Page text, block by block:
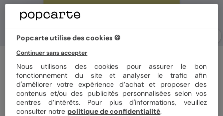
Carte remerciement mariage
Citrus wavy
Format 12x17 cm
Popcarte utilise des cookies 🍪
Continuer sans accepter
Nous utilisons des cookies pour assurer le bon
fonctionnement du site et analyser le trafic afin
d'améliorer votre expérience d’achat et proposer des
contenus et/ou des publicités personnalisées selon vos
centres d’intérêts. Pour plus d'informations, veuillez
consulter notre politique de confidentialité.